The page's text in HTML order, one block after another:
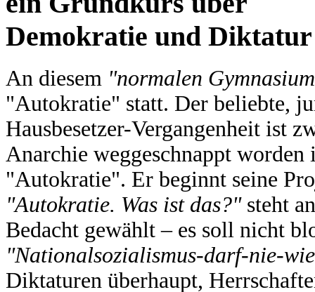
Demokratie und Diktatur
An diesem "normalen
"Autokratie" statt. Der beliebte,
Hausbesetzer-Vergangenheit ist
Anarchie weggeschnappt worden
"Autokratie". Er beginnt seine
"Autokratie. Was ist das?"steht
Bedacht gewählt – es soll nicht
"Nationalsozialismus-darf-nie-
Diktaturen überhaupt,